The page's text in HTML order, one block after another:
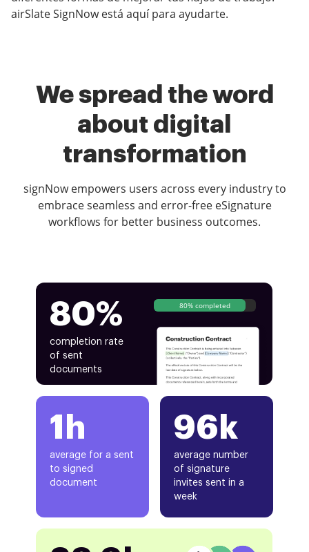
airSlate SignNow está aquí para ayudarte.
We spread the word
about digital
transformation
signNow empowers users across every industry to
embrace seamless and error-free eSignature
workflows for better business outcomes.
80%
completion rate
of sent
documents
80% completed
1h
average for a sent
to signed
document
96k
average number
of signature
invites sent in a
week